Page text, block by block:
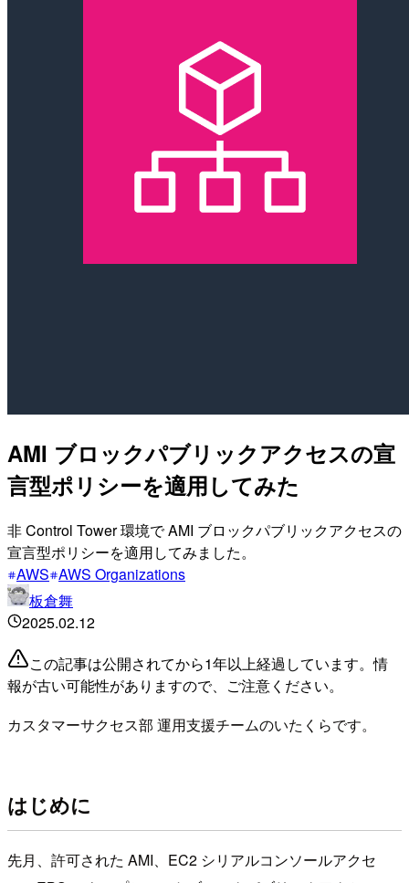
AMI ブロックパブリックアクセスの宣
言型ポリシーを適用してみた
非 Control Tower 環境で AMI ブロックパブリックアクセスの
宣言型ポリシーを適用してみました。
AWS AWS Organizations
板倉舞
2025.02.12
この記事は公開されてから1年以上経過しています。情
報が古い可能性がありますので、ご注意ください。
カスタマーサクセス部 運用支援チームのいたくらです。
はじめに
先月、許可された AMI、EC2 シリアルコンソールアクセ